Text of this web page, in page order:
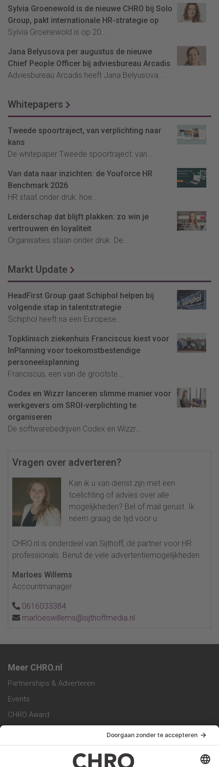
Sylvia Groenewold is de nieuwe CHRO bij Solo
Group, pakt internationale HR-strategie op
Sylvia Groenewold is op 20...
Jana Belyusova per augustus de nieuwe
Chief People Officer bij adviesbureau Arcadis
Adviesbureau Arcadis heeft Jana Belyusova...
Whitepapers
Tweede spoortraject, van verplichting naar
kans
De whitepaper Tweede spoortraject: van...
Van data naar inzichten: de Youforce HR
Benchmark 2026
HR staat onder druk: hoe...
Leiderschap dat blijft plakken: zo win je
vertrouwen én loyaliteit
Organisaties staan onder druk. De...
Markt Update
HeadFirst Group gaat Schiphol helpen bij
volgende stap in talentstrategie
Schiphol heeft na een Europese...
Topklinisch ziekenhuis Franciscus kiest voor
InPlanning voor toekomstbestendige
personeelsplanning
Franciscus, een van de grootste...
Codex en Wizzr lanceren slimme manier voor
werkgevers om SROI-verplichting te
organiseren
De softwarebedrijven Codex en Wizzr...
Vragen over adverteren?
Kan ik u van dienst zijn met een
toelichting of advies over alle
mogelijkheden? Bel of mail gerust. Ik
neem graag de tijd voor u.
CHRO.nl is onderdeel van Sijthoff, dé partner voor HR
professionals. Benut de vele advertentiemogelijkheden.
Marloes Willems
Accountmanager
0616033384
marloeswillems@sijthoffmedia.nl
Meer CHRO.nl
Partnerships & Adverteren
Events
CHRO Award
CHRO Magazine
Service & Contact